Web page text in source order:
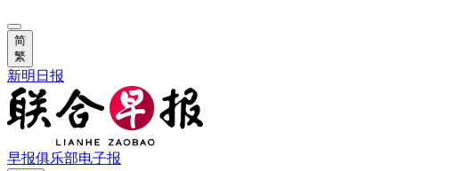
简
繁
新明日报
早报俱乐部电子报